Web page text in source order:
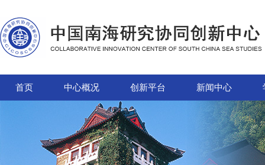
首页 中心概况 创新平台 新闻中心